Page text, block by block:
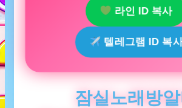
라인 ID 복사
텔레그램 ID 복사
잠실노래방